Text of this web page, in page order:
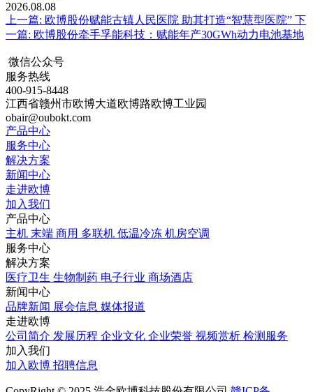
2026.08.08
上一篇: 欧博股份赋能古镇人民医院 助其打造“智慧型医院” 下
一篇: 欧博股份牵手孚能科技：赋能年产30GWh动力电池基地
微信公众号
服务热线
400-915-8448
江西省赣州市欧博大道欧博路欧博工业园
obair@oubokt.com
产品中心
服务中心
解决方案
新闻中心
走进欧博
加入我们
产品中心
主机 末端 商用 多联机 低温冷冻 机房空调
服务中心
解决方案
医疗卫生 生物制药 电子行业 商场酒店
新闻中心
品牌新闻 展会信息 媒体报道
走进欧博
公司简介 发展历程 企业文化 企业荣誉 视频赏析 检测服务
加入我们
加入欧博 招聘信息